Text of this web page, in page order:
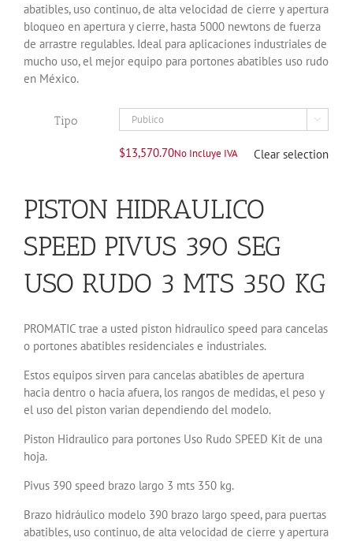
abatibles, uso continuo, de alta velocidad de cierre y apertura
bloqueo en apertura y cierre, hasta 5000 newtons de fuerza
de arrastre regulables. Ideal para aplicaciones industriales de
mucho uso, el mejor equipo para portones abatibles uso rudo
en México.
Tipo 
$13,570.70No Incluye IVA Clear selection
PISTON HIDRAULICO
SPEED PIVUS 390 SEG
USO RUDO 3 MTS 350 KG
PROMATIC trae a usted piston hidraulico speed para cancelas
o portones abatibles residenciales e industriales.
Estos equipos sirven para cancelas abatibles de apertura
hacia dentro o hacia afuera, los rangos de medidas, el peso y
el uso del piston varian dependiendo del modelo.
Piston Hidraulico para portones Uso Rudo SPEED Kit de una
hoja.
Pivus 390 speed brazo largo 3 mts 350 kg.
Brazo hidráulico modelo 390 brazo largo speed, para puertas
abatibles, uso continuo, de alta velocidad de cierre y apertura